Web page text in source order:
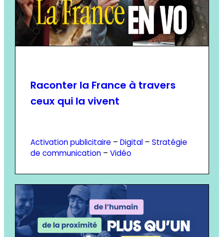
Raconter la France à travers
ceux qui la vivent
Activation publicitaire – Digital – Stratégie
de communication – Vidéo